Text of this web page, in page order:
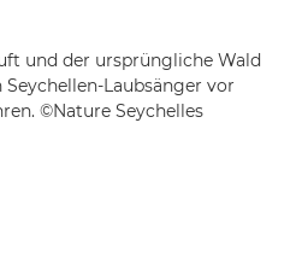
und der ursprüngliche Wald
Laubsänger vor
©Nature Seychelles